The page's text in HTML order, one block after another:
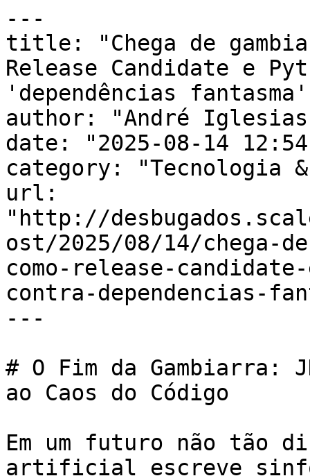
---
title: "Chega de
Release Candidate e
'dependências
author: "André
date: "2025-08-14
category: "Tecnologia
url:
"http://
ost/2025/08/14/chega-
como-release-
contra-dependencias-
---
# O Fim da Gambiarra:
ao Caos do Código
Em um futuro não tão
artificial escreve